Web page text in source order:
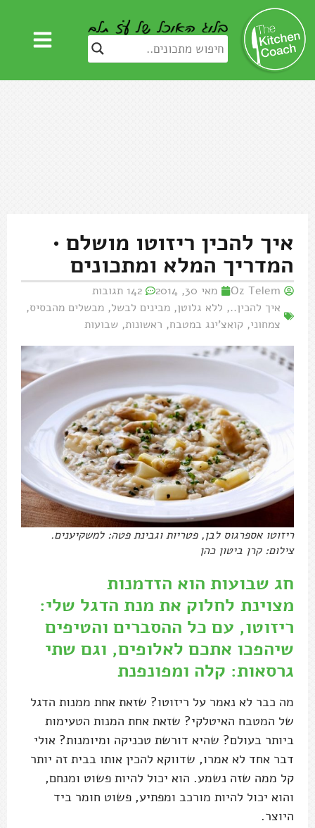
איך להכין ריזוטו מושלם •
המדריך המלא ומתכונים
Oz Telem מאי 30, 2014
142 תגובות
איך להכין.., ללא גלוטן, מבינים לבשל, מבשלים מהבסיס,
צמחוני, קואצ'ינג במטבח, ראשונות, שבועות
ריזוטו אספרגוס לבן, פטריות וגבינת פטה: למשקיענים.
צילום: קרן ביטון כהן
חג שבועות הוא הזדמנות
מצוינת לחלוק את מנת הדגל שלי:
ריזוטו, עם כל ההסברים והטיפים
שיהפכו אתכם לאלופים, וגם שתי
גרסאות: קלה ומפונפנת
מה כבר לא נאמר על ריזוטו? שזאת אחת ממנות הדגל
של המטבח האיטלקי? שזאת אחת המנות הטעימות
ביותר בעולם? שהיא דורשת טכניקה ומיומנות? אולי
דבר אחד לא אמרו, שדווקא להכין אותו בבית זה יותר
קל ממה שזה נשמע. הוא יכול להיות פשוט ומנחם,
והוא יכול להיות מורכב ומפתיע, פשוט חומר ביד
היוצר.